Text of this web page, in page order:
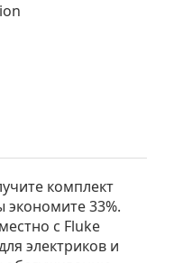
комплект
экономите 33%.
с Fluke
электриков и